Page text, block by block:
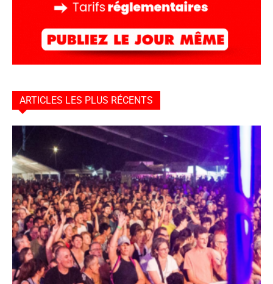
ARTICLES LES PLUS RÉCENTS